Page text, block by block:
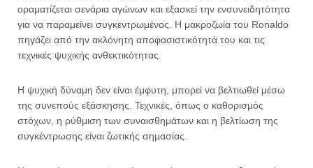
οραματίζεται σενάρια αγώνων και εξασκεί την ενσυνειδητότητα
για να παραμείνει συγκεντρωμένος. Η μακροζωία του Ronaldo
πηγάζει από την ακλόνητη αποφασιστικότητά του και τις
τεχνικές ψυχικής ανθεκτικότητας.
Η ψυχική δύναμη δεν είναι έμφυτη, μπορεί να βελτιωθεί μέσω
της συνεπούς εξάσκησης. Τεχνικές, όπως ο καθορισμός
στόχων, η ρύθμιση των συναισθημάτων και η βελτίωση της
συγκέντρωσης είναι ζωτικής σημασίας.